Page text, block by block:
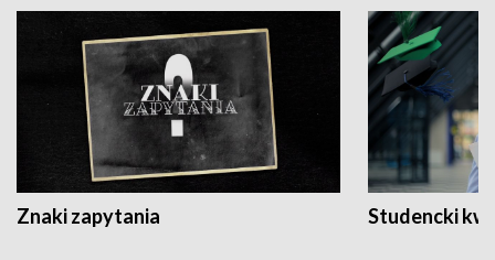
Znaki zapytania Studencki